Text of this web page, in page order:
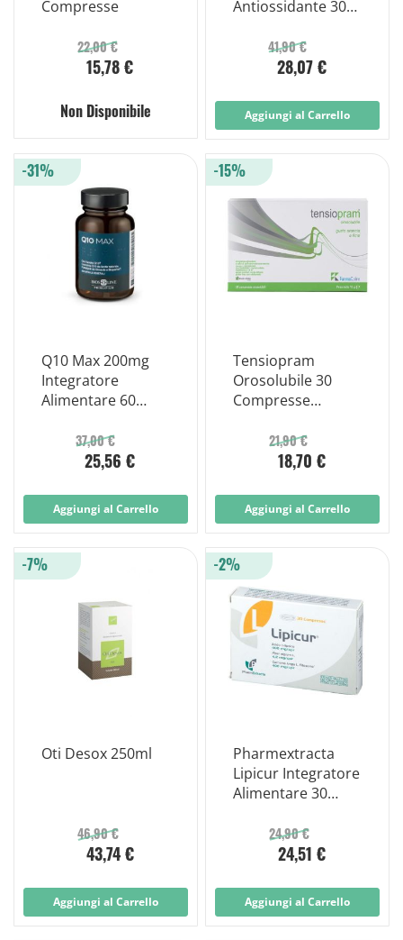
Compresse
22,00 €
15,78 €
Non Disponibile
Antiossidante 30
orosolubili
41,90 €
28,07 €
Aggiungi al Carrello
Q10 Max 200mg
Integratore
Alimentare 60
37,00 €
25,56 €
-31%
Aggiungi al Carrello
Tensiopram
Orosolubile 30
Compresse
Arancia e
Limetensiopram
21,90 €
18,70 €
-15%
Aggiungi al Carrello
Oti Desox 250ml
46,90 €
43,74 €
-7%
Aggiungi al Carrello
Pharmextracta
Lipicur Integratore
Alimentare 30
24,90 €
24,51 €
-2%
Aggiungi al Carrello